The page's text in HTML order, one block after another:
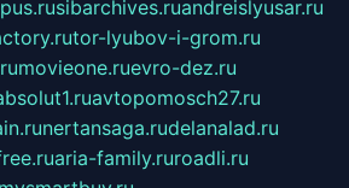
sibarchives.ruandreislyusar.ru
tor-lyubov-i-grom.ru
movieone.ruevro-dez.ru
avtopomosch27.ru
nertansaga.rudelanalad.ru
aria-family.ruroadli.ru